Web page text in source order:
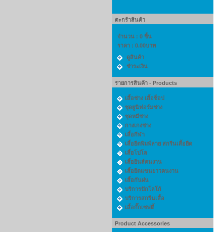
ตะกร้าสินค้า
จำนวน : 0 ชิ้น
ราคา : 0.00บาท
ดูสินค้า
ชำระเงิน
รายการสินค้า - Products
เสื้อช่าง เสื้อช็อป
ชุดยูนิฟอร์มช่าง
ชุดหมีช่าง
กางเกงช่าง
เสื้อกีฬา
เสื้อยืดพิมพ์ลาย สกรีนเสื้อยืด
เสื้อโปโล
เสื้อยีนส์คนงาน
เสื้อยืดแขนยาวคนงาน
เสื้อกันฝน
บริการปักโลโก้
บริการสกรีนเสื้อ
เสื้อกั๊กเซฟตี้
Product Accessories